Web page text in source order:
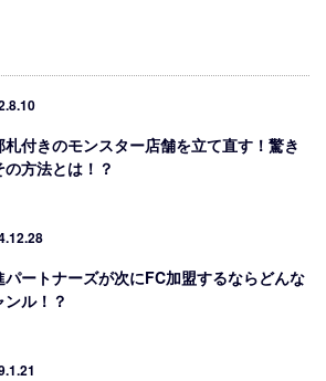
札付きのモンスター店舗を立て直す！驚き
の方法とは！？
パートナーズが次にFC加盟するならどんな
ンル！？